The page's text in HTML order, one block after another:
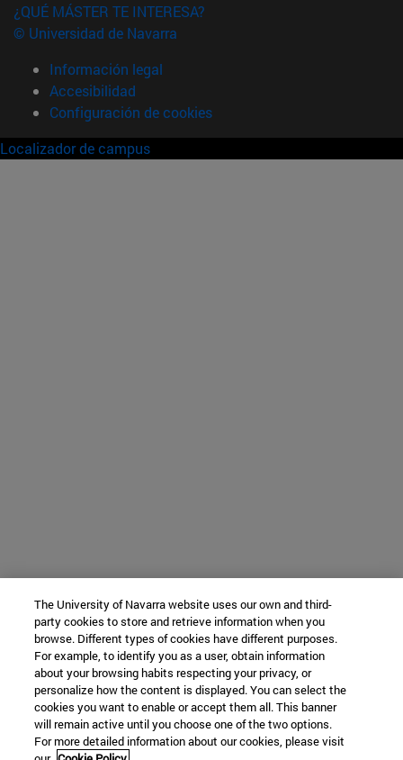
¿QUÉ MÁSTER TE INTERESA?
© Universidad de Navarra
Información legal
Accesibilidad
Configuración de cookies
Localizador de campus
The University of Navarra website uses our own and third-
party cookies to store and retrieve information when you
browse. Different types of cookies have different purposes.
For example, to identify you as a user, obtain information
about your browsing habits respecting your privacy, or
personalize how the content is displayed. You can select the
cookies you want to enable or accept them all. This banner
will remain active until you choose one of the two options.
For more detailed information about our cookies, please visit